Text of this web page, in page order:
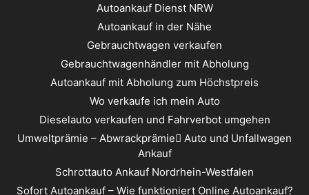
Autoankauf Dienst NRW
Autoankauf in der Nähe
Gebrauchtwagen verkaufen
Gebrauchtwagenhändler mit Abholung
Autoankauf mit Abholung zum Höchstpreis
Wo verkaufe ich mein Auto
Dieselauto verkaufen und Fahrverbot umgehen
Umweltprämie – Abwrackprämie ِAuto und Unfallwagen
Ankauf
Schrottauto Ankauf Nordrhein-Westfalen
Sofort Autoankauf – Wie funktioniert Online Autoankauf?